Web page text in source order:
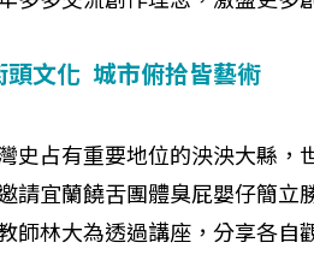
頭文化 城市俯拾皆藝術
史占有重要地位的泱泱大縣，
請宜蘭饒舌團體臭屁嬰仔簡立
師林大為透過講座，分享各自